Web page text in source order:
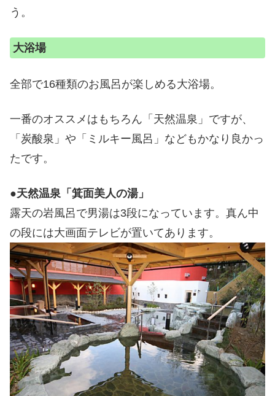
う。
大浴場
全部で16種類のお風呂が楽しめる大浴場。
一番のオススメはもちろん「天然温泉」ですが、
「炭酸泉」や「ミルキー風呂」などもかなり良かっ
たです。
●天然温泉「箕面美人の湯」
露天の岩風呂で男湯は3段になっています。真ん中
の段には大画面テレビが置いてあります。